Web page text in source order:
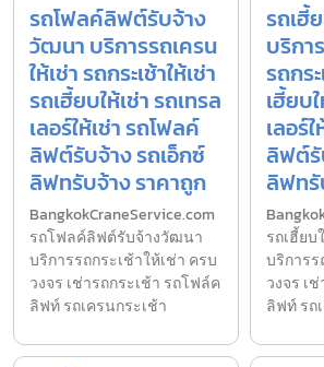
รถโฟลค์ลิฟต์รับจ้าง
วัฒนา บริการรถเครน
ให้เช่า รถกระเช้าให้เช่า
รถเฮี้ยบให้เช่า รถเทรล
เลอร์ให้เช่า รถโฟลค์
ลิฟต์รับจ้าง รถเอ็กซ์
ลิฟทรับจ้าง ราคาถูก
BangkokCraneService.com
รถโฟลค์ลิฟต์รับจ้างวัฒนา
บริการรถกระเช้าให้เช่า ครบ
วงจร เช่ารถกระเช้า รถโฟล์ค
ลิฟท์ รถเครนกระเช้า
รถเฮี้
บริกา
รถกร
เฮี้ยบ
เลอร์
ลิฟต์รั
ลิฟทรั
รถเฮี้ยบ
บริการร
วงจร เ
ลิฟท์ รถ